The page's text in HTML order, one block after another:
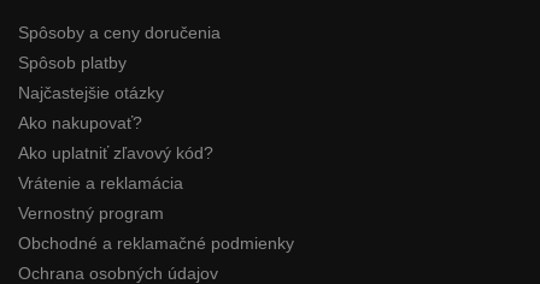
Spôsoby a ceny doručenia
Spôsob platby
Najčastejšie otázky
Ako nakupovať?
Ako uplatniť zľavový kód?
Vrátenie a reklamácia
Vernostný program
Obchodné a reklamačné podmienky
Ochrana osobných údajov